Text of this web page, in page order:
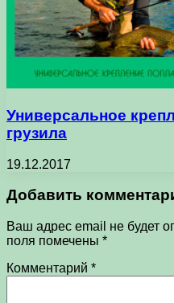
Универсальное
грузила
19.12.2017
Добавить
Ваш адрес email не будет
поля помечены *
Комментарий *